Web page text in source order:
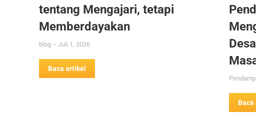
tentang Mengajari, tetapi
Memberdayakan
blog Juli 1, 2026
Baca artikel
Baca